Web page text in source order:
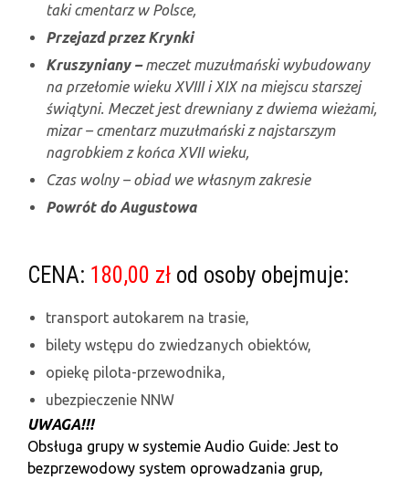
taki cmentarz w Polsce,
Przejazd przez Krynki
Kruszyniany –meczet muzułmański wybudowany
na przełomie wieku XVIII i XIX na miejscu starszej
świątyni. Meczet jest drewniany z dwiema wieżami,
mizar – cmentarz muzułmański z najstarszym
nagrobkiem z końca XVII wieku,
Czas wolny – obiad we własnym zakresie
Powrót do Augustowa
CENA: 180,00 zł od osoby obejmuje:
transport autokarem na trasie,
bilety wstępu do zwiedzanych obiektów,
opiekę pilota-przewodnika,
ubezpieczenie NNW
UWAGA!!!
Obsługa grupy w systemie Audio Guide: Jest to
bezprzewodowy system oprowadzania grup,